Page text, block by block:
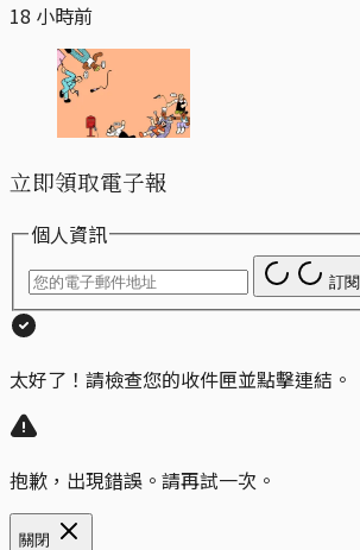
18 小時前
立即領取電子報
個人資訊
訂閱
太好了！請檢查您的收件匣並點擊連結。
抱歉，出現錯誤。請再試一次。
關閉